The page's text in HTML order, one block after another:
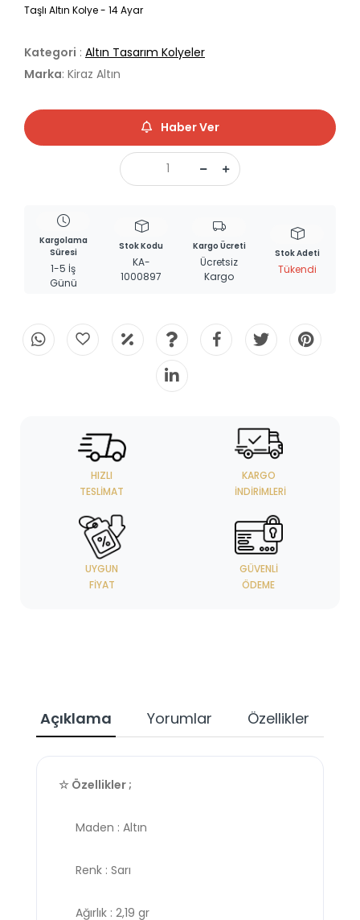
Taşlı Altın Kolye - 14 Ayar
Kategori : Altın Tasarım Kolyeler
Marka: Kiraz Altın
Haber Ver
Kargolama
Süresi
1-5 İş
Günü
Stok Kodu
KA-
1000897
Kargo Ücreti
Ücretsiz
Kargo
Stok Adeti
Tükendi
HIZLI
TESLIMAT
KARGO
İNDIRIMLERI
UYGUN
FIYAT
GÜVENLI
ÖDEME
Açıklama Yorumlar Özellikler
☆ Özellikler ;
Maden : Altın
Renk : Sarı
Ağırlık : 2,19 gr